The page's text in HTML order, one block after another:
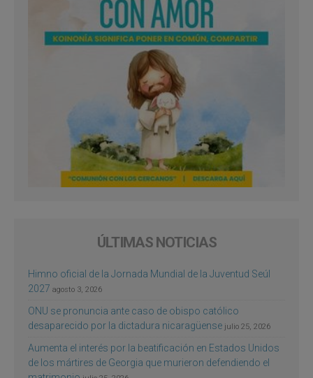
ÚLTIMAS NOTICIAS
Himno oficial de la Jornada Mundial de la Juventud Seúl
2027 agosto 3, 2026
ONU se pronuncia ante caso de obispo católico
desaparecido por la dictadura nicaragüense julio 25, 2026
Aumenta el interés por la beatificación en Estados Unidos
de los mártires de Georgia que murieron defendiendo el